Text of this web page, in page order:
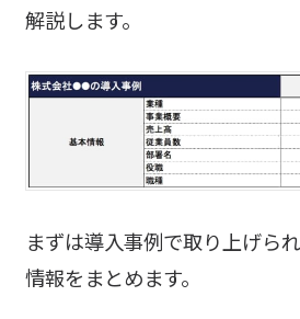
解説します。
まずは導入事例で取り上げら
情報をまとめます。